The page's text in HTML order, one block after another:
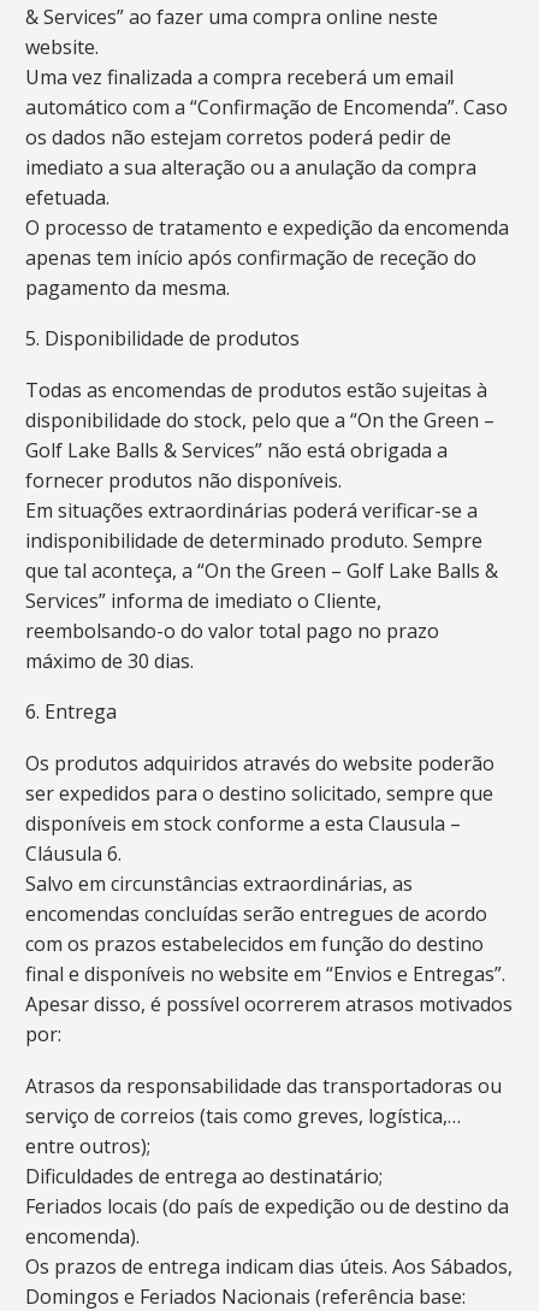
& Services” ao fazer uma compra online neste
website.
Uma vez finalizada a compra receberá um email
automático com a “Confirmação de Encomenda”. Caso
os dados não estejam corretos poderá pedir de
imediato a sua alteração ou a anulação da compra
efetuada.
O processo de tratamento e expedição da encomenda
apenas tem início após confirmação de receção do
pagamento da mesma.
5. Disponibilidade de produtos
Todas as encomendas de produtos estão sujeitas à
disponibilidade do stock, pelo que a “On the Green –
Golf Lake Balls & Services” não está obrigada a
fornecer produtos não disponíveis.
Em situações extraordinárias poderá verificar-se a
indisponibilidade de determinado produto. Sempre
que tal aconteça, a “On the Green – Golf Lake Balls &
Services” informa de imediato o Cliente,
reembolsando-o do valor total pago no prazo
máximo de 30 dias.
6. Entrega
Os produtos adquiridos através do website poderão
ser expedidos para o destino solicitado, sempre que
disponíveis em stock conforme a esta Clausula –
Cláusula 6.
Salvo em circunstâncias extraordinárias, as
encomendas concluídas serão entregues de acordo
com os prazos estabelecidos em função do destino
final e disponíveis no website em “Envios e Entregas”.
Apesar disso, é possível ocorrerem atrasos motivados
por:
Atrasos da responsabilidade das transportadoras ou
serviço de correios (tais como greves, logística,…
entre outros);
Dificuldades de entrega ao destinatário;
Feriados locais (do país de expedição ou de destino da
encomenda).
Os prazos de entrega indicam dias úteis. Aos Sábados,
Domingos e Feriados Nacionais (referência base: